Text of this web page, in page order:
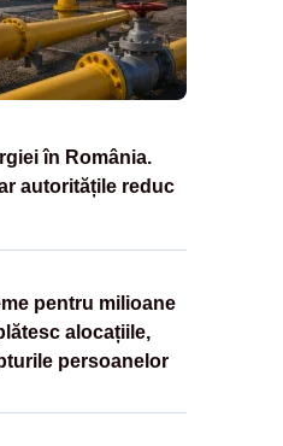
în România.
autoritățile reduc
pentru milioane
alocațiile,
persoanelor